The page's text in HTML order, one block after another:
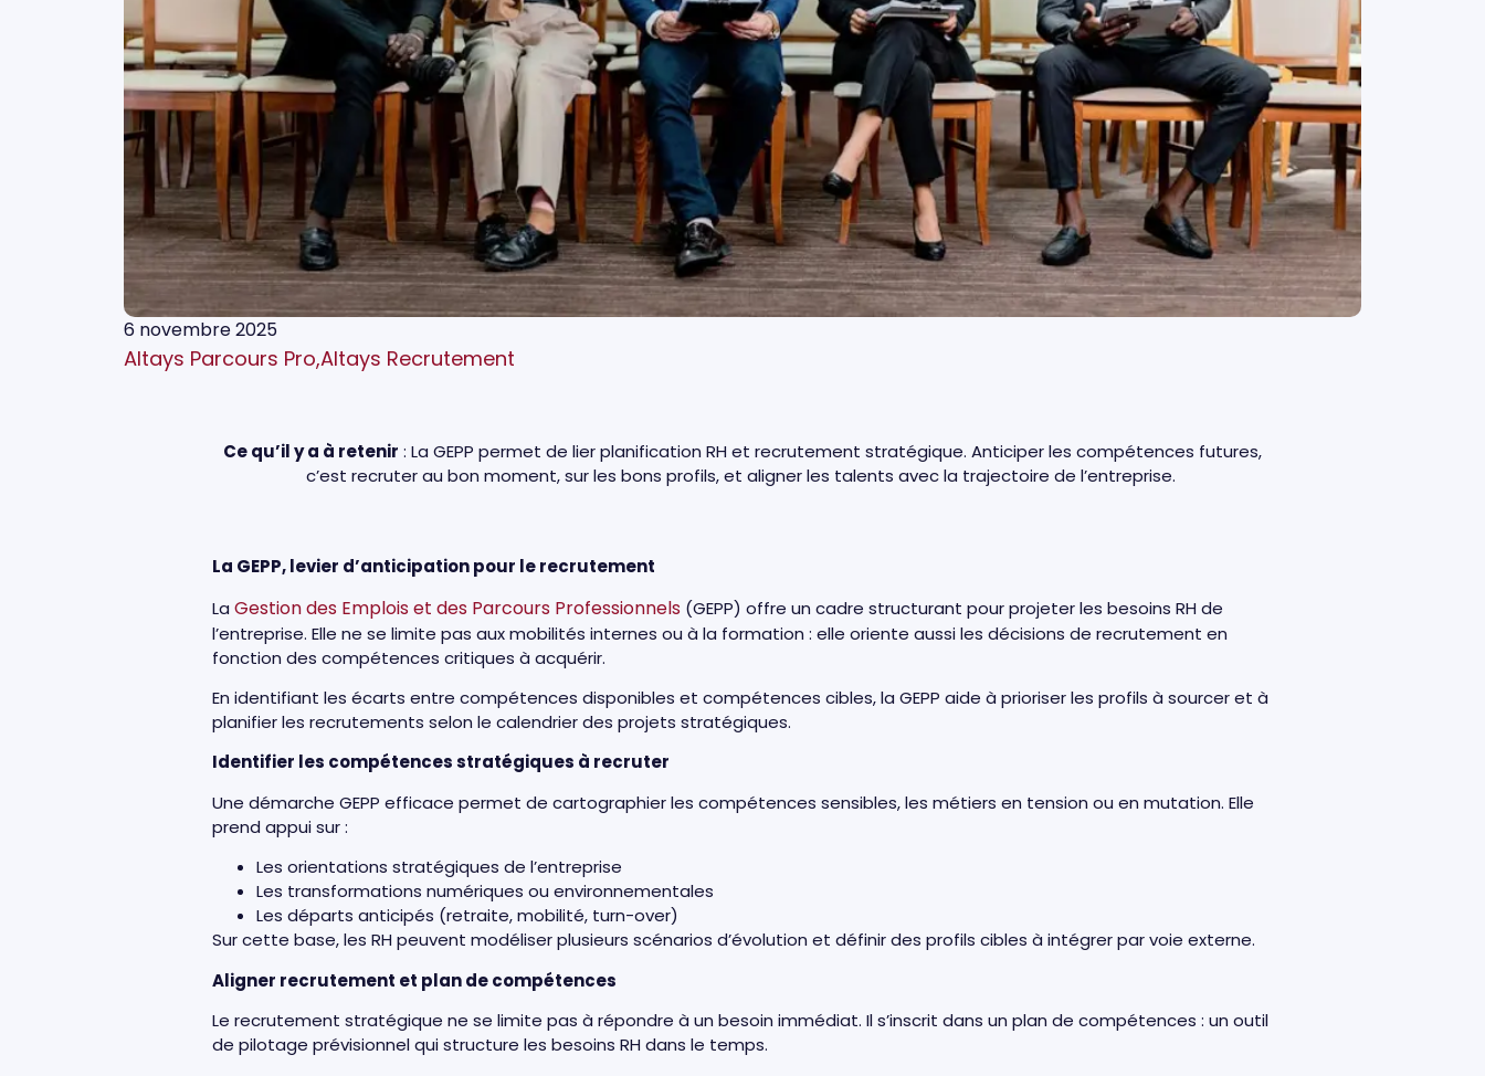
6 novembre 2025
Altays Parcours Pro,Altays Recrutement
Ce qu’il y a à retenir : La GEPP permet de lier planification RH et recrutement stratégique. Anticiper les compétences futures,
c’est recruter au bon moment, sur les bons profils, et aligner les talents avec la trajectoire de l’entreprise.
La GEPP, levier d’anticipation pour le recrutement
La Gestion des Emplois et des Parcours Professionnels (GEPP) offre un cadre structurant pour projeter les besoins RH de
l’entreprise. Elle ne se limite pas aux mobilités internes ou à la formation : elle oriente aussi les décisions de recrutement en
fonction des compétences critiques à acquérir.
En identifiant les écarts entre compétences disponibles et compétences cibles, la GEPP aide à prioriser les profils à sourcer et à
planifier les recrutements selon le calendrier des projets stratégiques.
Identifier les compétences stratégiques à recruter
Une démarche GEPP efficace permet de cartographier les compétences sensibles, les métiers en tension ou en mutation. Elle
prend appui sur :
Les orientations stratégiques de l’entreprise
Les transformations numériques ou environnementales
Les départs anticipés (retraite, mobilité, turn-over)
Sur cette base, les RH peuvent modéliser plusieurs scénarios d’évolution et définir des profils cibles à intégrer par voie externe.
Aligner recrutement et plan de compétences
Le recrutement stratégique ne se limite pas à répondre à un besoin immédiat. Il s’inscrit dans un plan de compétences : un outil
de pilotage prévisionnel qui structure les besoins RH dans le temps.